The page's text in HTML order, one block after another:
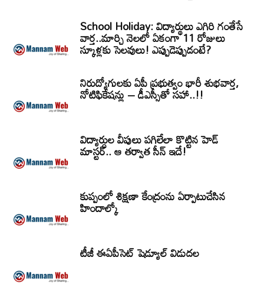
School Holiday: విద్యార్థులు ఎగిరి గంతేసే
వార్త..మార్చి నెలలో ఏకంగా 11 రోజులు
స్కూళ్లకు సెలవులు! ఎప్పుడెప్పుడంటే?
నిరుద్యోగులకు ఏపీ ప్రభుత్వం భారీ శుభవార్త,
నోటిఫికేషన్లు – డీఎస్సీతో సహా..!!
విద్యార్ధుల వీపులు పగిలేలా కొట్టిన హెడ్
మాస్టర్.. ఆ తర్వాత సీన్‌ ఇదే!
కుప్పంలో శిక్షణా కేంద్రంను ఏర్పాటుచేసిన
హిందాల్కో
టీజీ ఈఏపీసెట్‌ షెడ్యూల్‌ విడుదల